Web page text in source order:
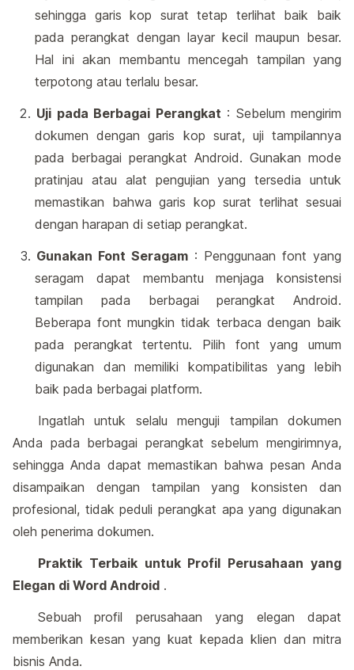
sehingga garis kop surat tetap terlihat baik baik
pada perangkat dengan layar kecil maupun besar.
Hal ini akan membantu mencegah tampilan yang
terpotong atau terlalu besar.
Uji pada Berbagai Perangkat : Sebelum mengirim
dokumen dengan garis kop surat, uji tampilannya
pada berbagai perangkat Android. Gunakan mode
pratinjau atau alat pengujian yang tersedia untuk
memastikan bahwa garis kop surat terlihat sesuai
dengan harapan di setiap perangkat.
Gunakan Font Seragam : Penggunaan font yang
seragam dapat membantu menjaga konsistensi
tampilan pada berbagai perangkat Android.
Beberapa font mungkin tidak terbaca dengan baik
pada perangkat tertentu. Pilih font yang umum
digunakan dan memiliki kompatibilitas yang lebih
baik pada berbagai platform.
Ingatlah untuk selalu menguji tampilan dokumen
Anda pada berbagai perangkat sebelum mengirimnya,
sehingga Anda dapat memastikan bahwa pesan Anda
disampaikan dengan tampilan yang konsisten dan
profesional, tidak peduli perangkat apa yang digunakan
oleh penerima dokumen.
Praktik Terbaik untuk Profil Perusahaan yang
Elegan di Word Android .
Sebuah profil perusahaan yang elegan dapat
memberikan kesan yang kuat kepada klien dan mitra
bisnis Anda.